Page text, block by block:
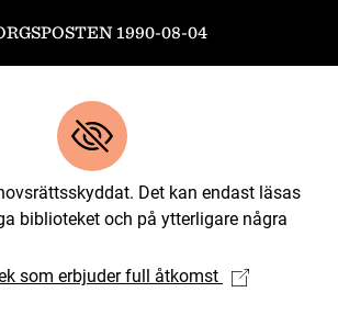
1990-08-04
Det kan endast läsas
biblioteket och på ytterligare några
som erbjuder full åtkomst